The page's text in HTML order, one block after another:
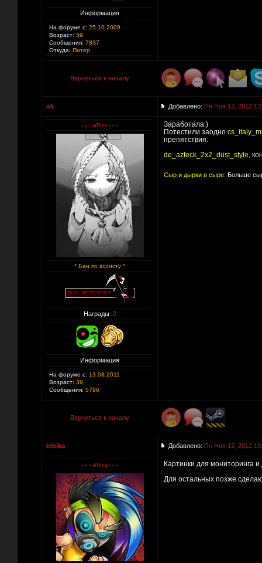
Информация
На форуме с: 25.10.2009
Возраст: 39
Сообщения: 7837
Откуда: Питер
Вернуться к началу
o5 Добавлено: Пн Ноя 12, 2012
* Бан по ассисту *
Награды: 2
Информация
На форуме с: 13.08.2011
Возраст: 39
Сообщения: 5796
Заработала.)
Потестили заодно
препятствия.
de_azteck_2x2_dust_style,
Сыр и дырки в сыре: Больше
Вернуться к началу
bibika Добавлено: Пн Ноя 12, 2012
Картинки для мониторинга
Для остальных позже